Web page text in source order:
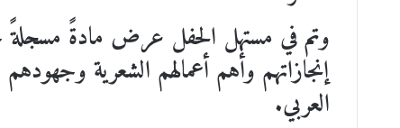
وتم في مستهل الحفل عرض مادةً مسجلةً
إنجازاتهم وأهم أعمالهم الشعرية
العربي.